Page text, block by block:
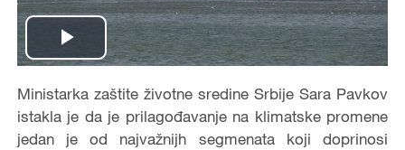
Play
Video
Ministarka zaštite životne sredine Srbije Sara Pavkov
istakla je da je prilagođavanje na klimatske promene
jedan je od najvažnijh segmenata koji doprinosi